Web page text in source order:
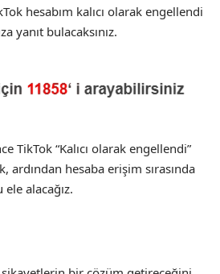
hesabım kalıcı olarak engellendi
yanıt bulacaksınız.
TikTok “Kalıcı olarak engellendi”
ardından hesaba erişim sırasında
alacağız.